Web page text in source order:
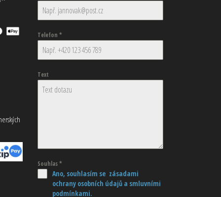
Telefon *
Text
Souhlas*
Ano, souhlasím se zásadami
ochrany osobních údajů a smluvními
podmínkami.